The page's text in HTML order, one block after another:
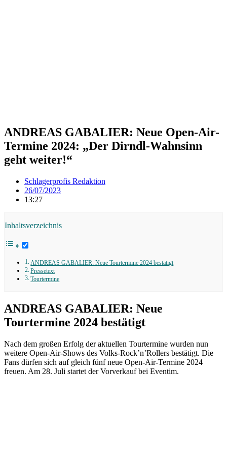
ANDREAS GABALIER: Neue Open-Air-
Termine 2024: „Der Dirndl-Wahnsinn
geht weiter!“
Schlagerprofis Redaktion
26/07/2023
13:27
Inhaltsverzeichnis
ANDREAS GABALIER: Neue Tourtermine 2024 bestätigt
Pressetext
Tourtermine
ANDREAS GABALIER: Neue
Tourtermine 2024 bestätigt
Nach dem großen Erfolg der aktuellen Tourtermine wurden nun
weitere Open-Air-Shows des Volks-Rock’n’Rollers bestätigt. Die
Fans dürfen sich auf gleich fünf neue Open-Air-Termine 2024
freuen. Am 28. Juli startet der Vorverkauf bei Eventim.